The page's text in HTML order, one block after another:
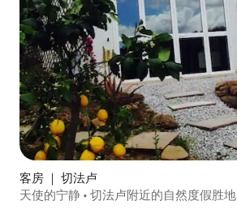
客房 ｜ 切法卢
天使的宁静 • 切法卢附近的自然度假胜地